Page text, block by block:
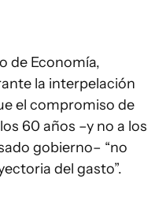
de Economía,
la interpelación
el compromiso de
60 años –y no a los
gobierno– “no
del gasto”.